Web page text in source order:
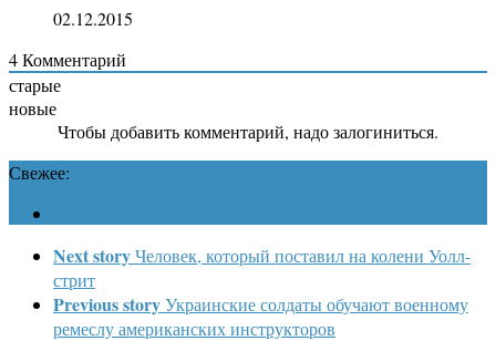
02.12.2015
4Комментарий
старые
новые
Чтобы добавить комментарий, надо залогиниться.
Свежее:
Next storyЧеловек, который поставил на колени Уолл-
стрит
Previous storyУкраинские солдаты обучают военному
ремеслу американских инструкторов